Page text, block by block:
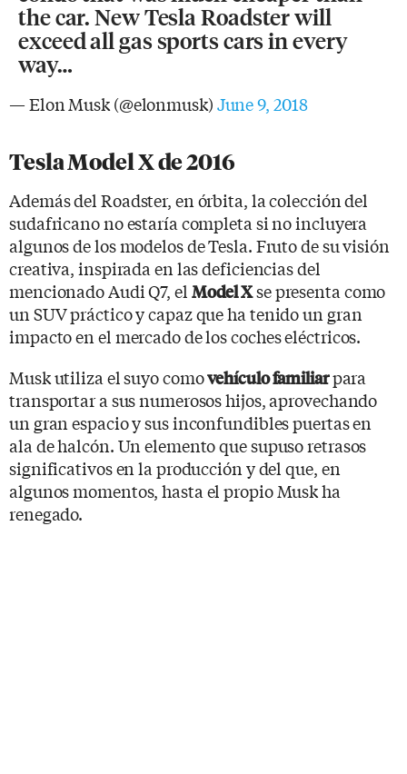
the car. New Tesla Roadster will
exceed all gas sports cars in every
way…
— Elon Musk (@elonmusk)June 9, 2018
Tesla Model X de 2016
Además del Roadster, en órbita, la colección del
sudafricano no estaría completa si no incluyera
algunos de los modelos de Tesla. Fruto de su visión
creativa, inspirada en las deficiencias del
mencionado Audi Q7, el Model Xse presenta como
un SUV práctico y capaz que ha tenido un gran
impacto en el mercado de los coches eléctricos.
Musk utiliza el suyo comovehículo familiarpara
transportar a sus numerosos hijos, aprovechando
un gran espacio y sus inconfundibles puertas en
ala de halcón. Un elemento que supuso retrasos
significativos en la producción y del que, en
algunos momentos, hasta el propio Musk ha
renegado.